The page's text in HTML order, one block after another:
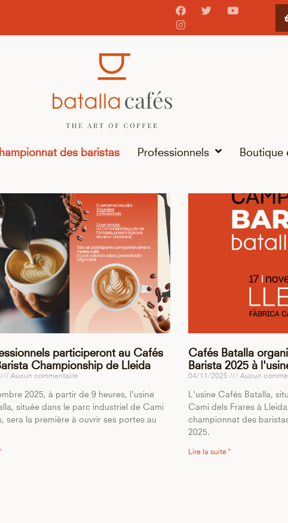
des baristas Professionnels Boutique
participeront au Cafés
Championship de Lleida
Aucun commentaire
2025, à partir de 9 heures, l'usine
située dans le parc industriel de Cami
sera la première à ouvrir ses portes au
Cafés Batalla
Barista 2025 à
04/11/2025 Aucun
L'usine Cafés Batalla,
Cami dels Frares à
championnat des
2025.
Lire la suite "